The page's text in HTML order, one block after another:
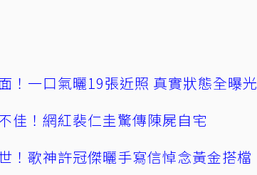
！一口氣曬19張近照 真實狀態全曝光
佳！網紅裴仁圭驚傳陳屍自宅
！歌神許冠傑曬手寫信悼念黃金搭檔